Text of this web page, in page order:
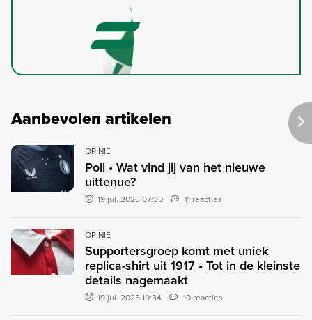
Aanbevolen artikelen
OPINIE
Poll • Wat vind jij van het nieuwe
uittenue?
19 jul. 2025 07:30 11 reacties
OPINIE
Supportersgroep komt met uniek
replica-shirt uit 1917 • Tot in de kleinste
details nagemaakt
19 jul. 2025 10:34 10 reacties